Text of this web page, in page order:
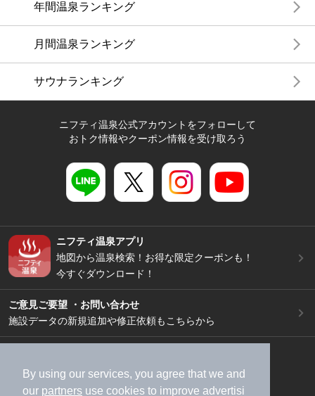
By using our services, you agree that we and
our partners use cookies to improve advertisi
年間温泉ランキング
月間温泉ランキング
サウナランキング
ニフティ温泉公式アカウントをフォローして
おトク情報やクーポン情報を受け取ろう
ニフティ温泉アプリ
地図から温泉検索！お得な限定クーポンも！
今すぐダウンロード！
ご意見ご要望 ・お問い合わせ
施設データの新規追加や修正依頼もこちらから
加盟店募集（資料請求）
広告出稿のご案内
利用規約
ライフスタイルMEMBERS+規約